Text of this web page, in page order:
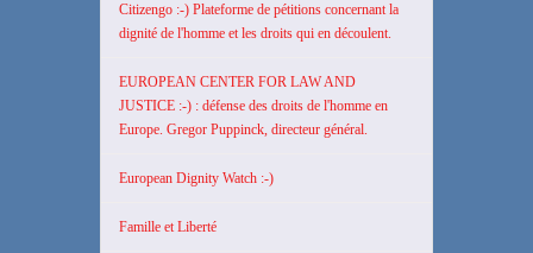
Citizengo :-) Plateforme de pétitions concernant la
dignité de l'homme et les droits qui en découlent.
EUROPEAN CENTER FOR LAW AND
JUSTICE :-) : défense des droits de l'homme en
Europe. Gregor Puppinck, directeur général.
European Dignity Watch :-)
Famille et Liberté